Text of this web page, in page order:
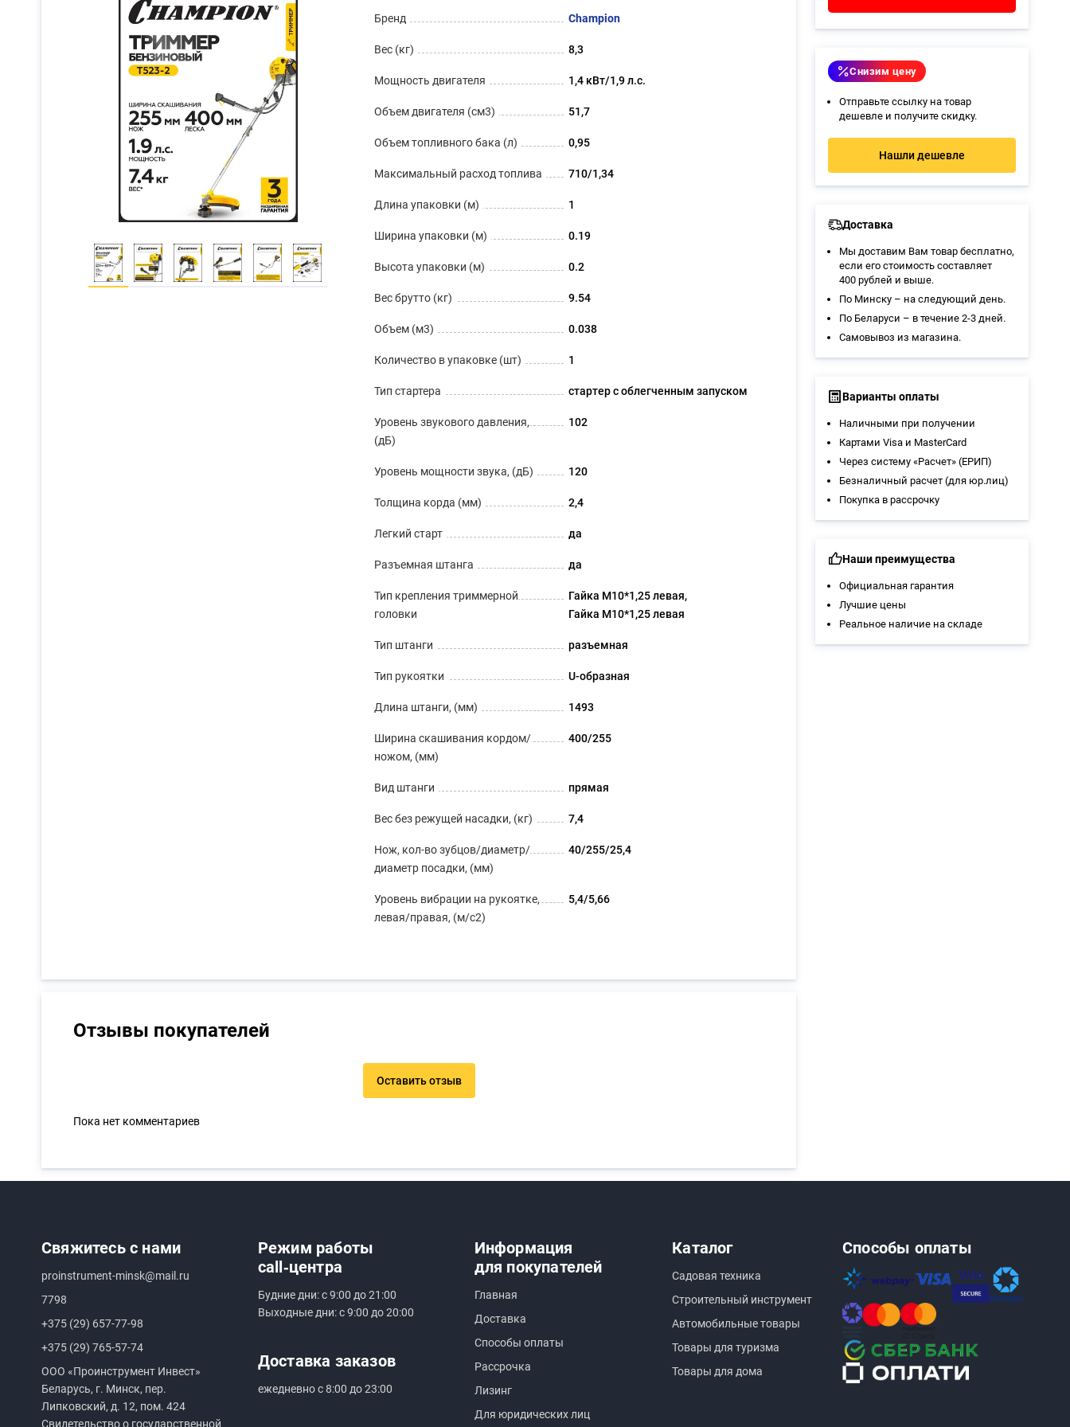
Бренд Champion
Вес (кг) 8,3
Мощность двигателя 1,4 кВт/1,9 л.с.
Объем двигателя (см3) 51,7
Объем топливного бака (л) 0,95
Максимальный расход топлива 710/1,34
Длина упаковки (м) 1
Ширина упаковки (м) 0.19
Высота упаковки (м) 0.2
Вес брутто (кг) 9.54
Объем (м3) 0.038
Количество в упаковке (шт) 1
Тип стартера стартер с облегченным запуском
Уровень звукового давления,
(дБ)
102
Уровень мощности звука, (дБ) 120
Толщина корда (мм) 2,4
Легкий старт да
Разъемная штанга да
Тип крепления триммерной
головки
Гайка М10*1,25 левая
Гайка М10*1,25 левая
Тип штанги разъемная
Тип рукоятки U-образная
Длина штанги, (мм) 1493
Ширина скашивания кордом/
ножом, (мм)
400/255
Вид штанги прямая
Вес без режущей насадки, (кг) 7,4
Нож, кол-во зубцов/диаметр/
диаметр посадки, (мм)
40/255/25,4
Уровень вибрации на рукоятке,
левая/правая, (м/с2)
5,4/5,66
Отзывы покупателей
Оставить отзыв
Пока нет комментариев
Снизим цену
Отправьте ссылку на товар
дешевле и получите скидку.
Нашли дешевле
Доставка
Мы доставим Вам товар бесплатно,
если его стоимость составляет
400 рублей и выше.
По Минску – на следующий день.
По Беларуси – в течение 2-3 дней.
Самовывоз из магазина.
Варианты оплаты
Наличными при получении
Картами Visa и MasterCard
Через систему «Расчет» (ЕРИП)
Безналичный расчет (для юр.лиц)
Покупка в рассрочку
Наши преимущества
Официальная гарантия
Лучшие цены
Реальное наличие на складе
Свяжитесь с нами
proinstrument-minsk@mail.ru
7798
+375 (29) 657-77-98
+375 (29) 765-57-74
ООО «Проинструмент Инвест»
Беларусь, г. Минск, пер.
Липковский, д. 12, пом. 424
Свидетельство о государственной
Режим работы
call‑центра
Будние дни: с 9:00 до 21:00
Выходные дни: с 9:00 до 20:00
Доставка заказов
ежедневно с 8:00 до 23:00
Информация
для покупателей
Главная
Доставка
Способы оплаты
Рассрочка
Лизинг
Для юридических лиц
Каталог
Садовая техника
Строительный инструмент
Автомобильные товары
Товары для туризма
Товары для дома
Способы оплаты